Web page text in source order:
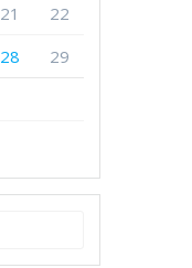
21
22
28
29